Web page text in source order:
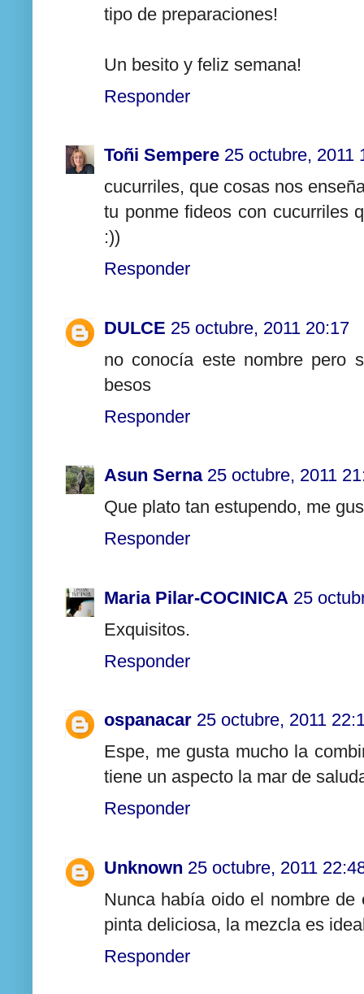
tipo de preparaciones!
Un besito y feliz semana!
Responder
Toñi Sempere 25 octubre, 2011
cucurriles, que cosas nos
tu ponme fideos con cucurriles
:))
Responder
DULCE 25 octubre, 2011 20:17
no conocía este nombre pero
besos
Responder
Asun Serna 25 octubre, 2011
Que plato tan estupendo, me
Responder
Maria Pilar-COCINICA 25
Exquisitos.
Responder
ospanacar 25 octubre, 2011
Espe, me gusta mucho la
tiene un aspecto la mar de
Responder
Unknown 25 octubre, 2011
Nunca había oido el nombre
pinta deliciosa, la mezcla es
Responder